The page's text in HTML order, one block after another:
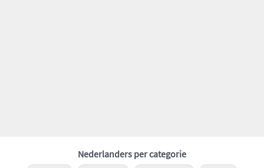
Nederlanders per categorie